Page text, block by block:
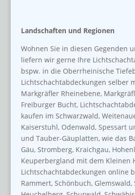
Landschaften und Regionen
Wohnen Sie in diesen Gegenden
liefern wir gerne Ihre
bspw. in die Oberrheinische
Lichtschachtabdeckungen selber
Markgräfler Rheinebene,
Freiburger Bucht,
kaufen im Schwarzwald,
Kaiserstuhl, Odenwald, Spessart
und Tauber-Gäuplatten, wie das
Gäu, Stromberg, Kraichgau,
Keuperbergland mit dem Kleinen
Lichtschachtabdeckungen online
Rammert, Schönbuch,